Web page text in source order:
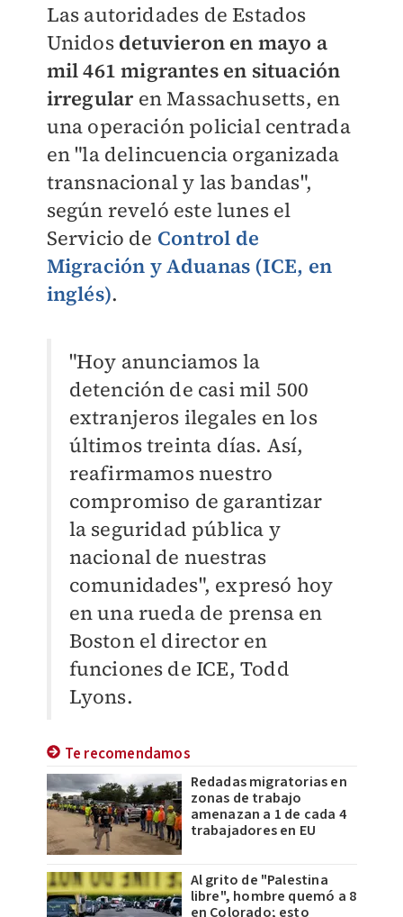
Las autoridades de Estados
Unidos detuvieron en mayo a
mil 461 migrantes en situación
irregular en Massachusetts, en
una operación policial centrada
en "la delincuencia organizada
transnacional y las bandas",
según reveló este lunes el
Servicio de Control de
Migración y Aduanas (ICE, en
inglés).
"Hoy anunciamos la
detención de casi mil 500
extranjeros ilegales en los
últimos treinta días. Así,
reafirmamos nuestro
compromiso de garantizar
la seguridad pública y
nacional de nuestras
comunidades", expresó hoy
en una rueda de prensa en
Boston el director en
funciones de ICE, Todd
Lyons.
Te recomendamos
Redadas migratorias en
zonas de trabajo
amenazan a 1 de cada 4
trabajadores en EU
Al grito de "Palestina
libre", hombre quemó a 8
en Colorado; esto